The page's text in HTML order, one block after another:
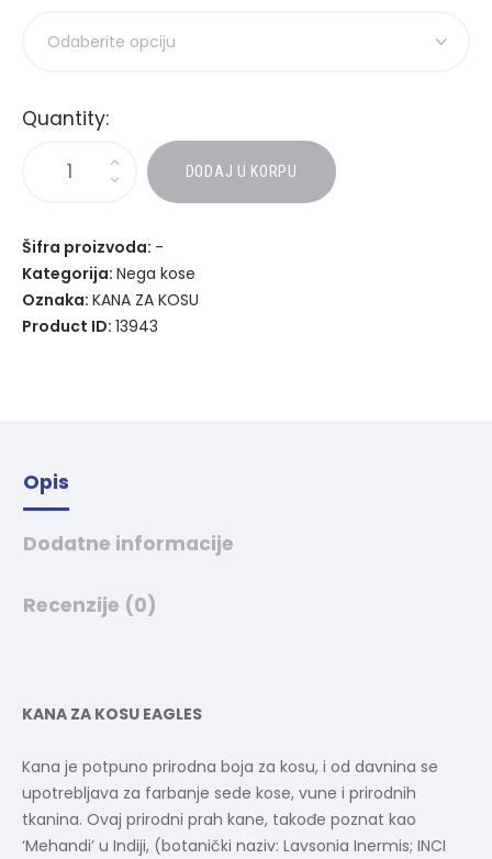
Quantity:
DODAJ U KORPU
l
Šifra proizvoda: -
Kategorija: Nega kose
Oznaka: KANA ZA KOSU
Product ID: 13943
Opis
Dodatne informacije
Recenzije (0)
KANA ZA KOSU EAGLES
Kana je potpuno prirodna boja za kosu, i od davnina se
upotrebljava za farbanje sede kose, vune i prirodnih
tkanina. Ovaj prirodni prah kane, takođe poznat kao
‘Mehandi’ u Indiji, (botanički naziv: Lavsonia Inermis; INCI